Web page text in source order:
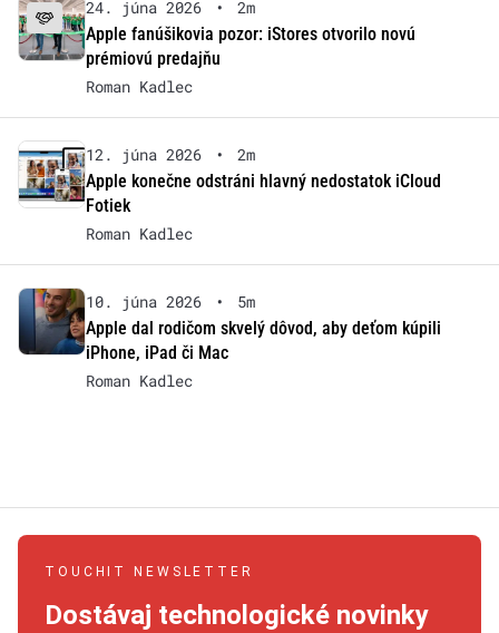
24. júna 2026 •
2m
Apple fanúšikovia pozor: iStores otvorilo novú
prémiovú predajňu
Roman Kadlec
12. júna 2026 •
2m
Apple konečne odstráni hlavný nedostatok iCloud
Fotiek
Roman Kadlec
10. júna 2026 •
5m
Apple dal rodičom skvelý dôvod, aby deťom kúpili
iPhone, iPad či Mac
Roman Kadlec
TOUCHIT NEWSLETTER
Dostávaj technologické novinky